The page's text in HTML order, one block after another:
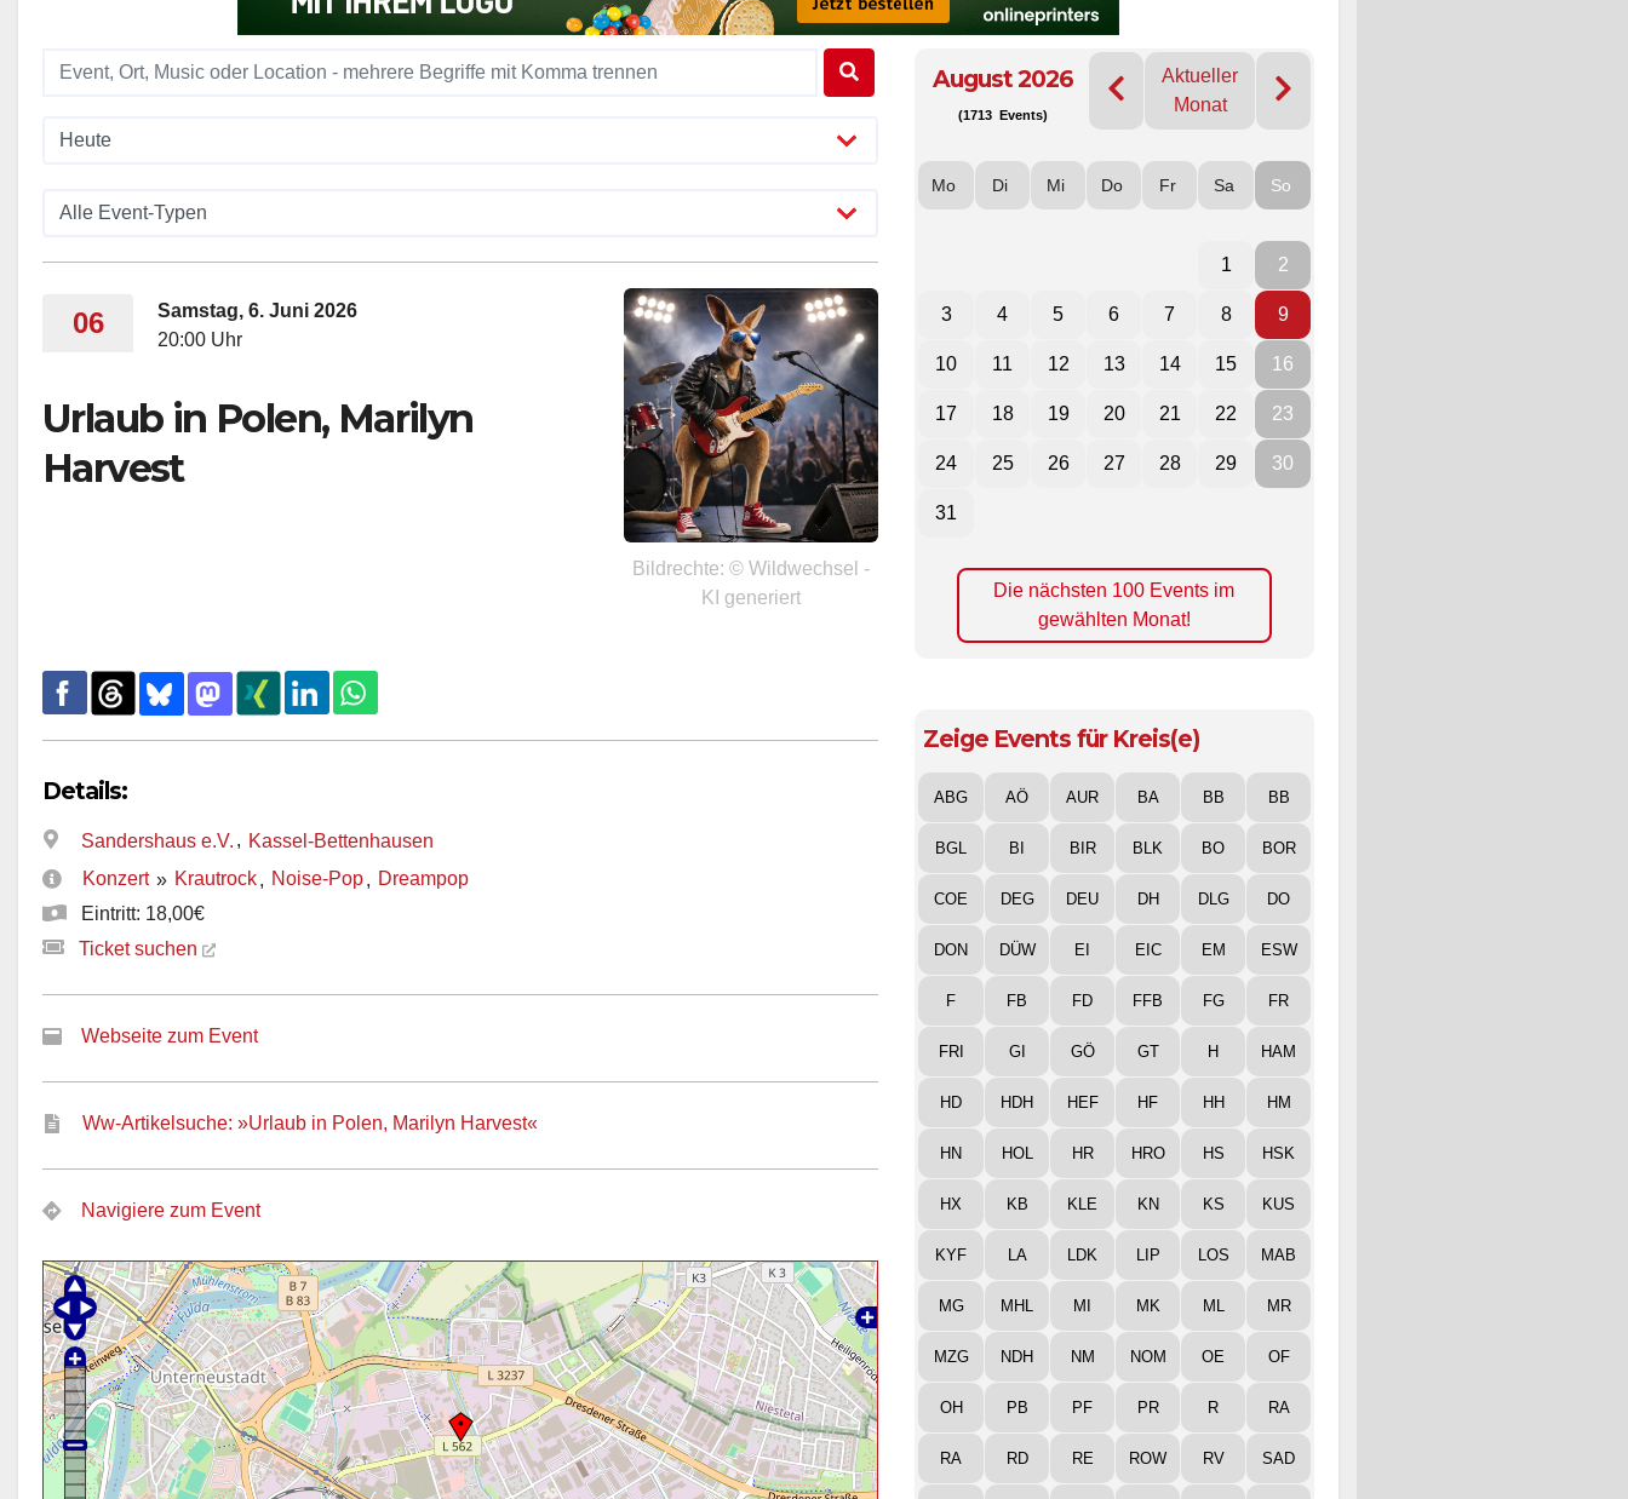
06
Samstag, 6. Juni 2026
20:00 Uhr
Urlaub in Polen, Marilyn
Harvest
Bildrechte: © Wildwechsel -
KI generiert
Details:
Sandershaus e.V. , Kassel-Bettenhausen
Konzert » Krautrock, Noise-Pop, Dreampop
Eintritt: 18,00€
Ticket suchen
Webseite zum Event
Ww-Artikelsuche: »Urlaub in Polen, Marilyn Harvest«
Navigiere zum Event
August 2026
(1713 Events)
Aktueller
Monat
Mo Di Mi Do Fr Sa So
1 2
3 4 5 6 7 8 9
10 11 12 13 14 15 16
17 18 19 20 21 22 23
24 25 26 27 28 29 30
31
Die nächsten 100 Events im
gewählten Monat!
Zeige Events für Kreis(e)
ABG AÖ AUR BA BB BB
BGL BI BIR BLK BO BOR
COE DEG DEU DH DLG DO
DON DÜW EI EIC EM ESW
F FB FD FFB FG FR
FRI GI GÖ GT H HAM
HD HDH HEF HF HH HM
HN HOL HR HRO HS HSK
HX KB KLE KN KS KUS
KYF LA LDK LIP LOS MAB
MG MHL MI MK ML MR
MZG NDH NM NOM OE OF
OH PB PF PR R RA
RA RD RE ROW RV SAD